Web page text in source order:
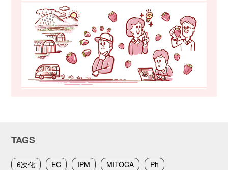
TAGS
6次化 EC IPM MITOCA
Ph